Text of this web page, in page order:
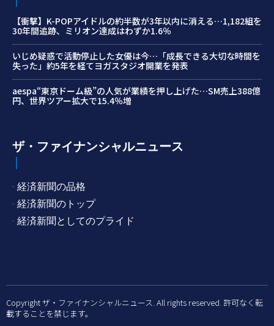
【衝撃】K-POPアイドルの約半数が3年以内に消える…1,182組を
30年間追跡、ミリオン達成はわずか1.6％
いじめ疑惑で活動停止した女優は今…「成長できる大切な時間を
失った」約5年を経てヨガスタジオ開業を発表
aespa“東京ドーム級”の人気が業績を押し上げた…SM売上388億
円、世界ツアー拡大で15.4％増
ザ・ファイナンシャルニュース
· 経済新聞の品格
· 経済新聞のトップ
· 経済新聞としてのプライド
Copyright ザ・ファイナンシャルニュース. All rights reserved. 許可なく転
載することを禁じます。